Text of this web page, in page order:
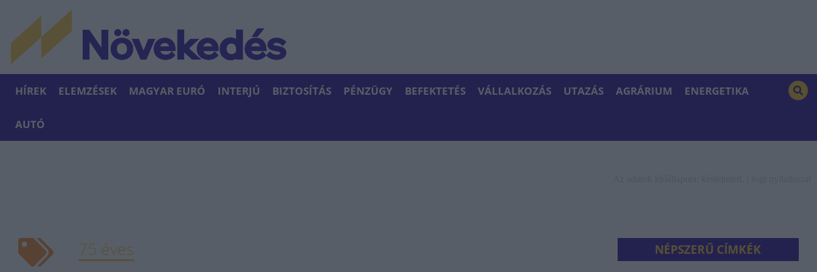
HÍREK ELEMZÉSEK MAGYAR EURÓ INTERJÚ BIZTOSÍTÁS PÉNZÜGY BEFEKTETÉS VÁLLALKOZÁS UTAZÁS AGRÁRIUM ENERGETIKA
AUTÓ
75 éves NÉPSZERŰ CÍMKÉK